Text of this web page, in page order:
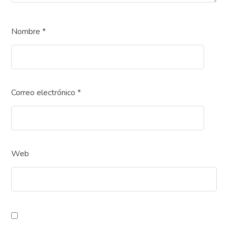
Nombre*
Correo electrónico*
Web